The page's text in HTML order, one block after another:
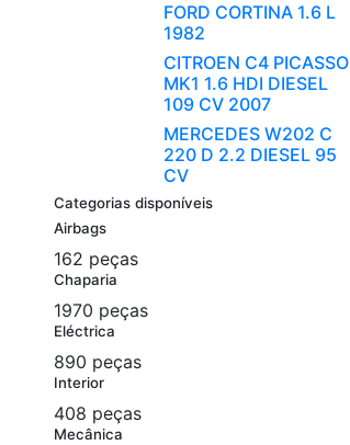
FORD CORTINA 1.6 L
1982
CITROEN C4 PICASSO
MK1 1.6 HDI DIESEL
109 CV 2007
MERCEDES W202 C
220 D 2.2 DIESEL 95
CV
Categorias disponíveis
Airbags
162 peças
Chaparia
1970 peças
Eléctrica
890 peças
Interior
408 peças
Mecânica